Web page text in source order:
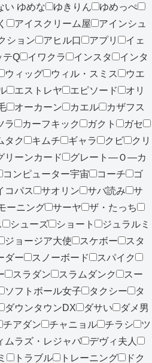
い ゆめな ゆきりん
ゆめっぺ
アイスクリーム屋
アインシュ
ション アヒル口 アプリ
イェ
テQ イワクラ インスタ
インタ
ウィッグ ウィル・スミス
ウエ
エストレヤ エピソード
オリ
オーカーン カエル
カザフス
ラ カーフキック ガクト
ガセ
タク キムチ ギャラ クビ
クリ
リーンカード
グレート―Ｏ―カ
コンピューター宇宙 コーチ
ゴ
コパス サオリン サバ読み
サ
ーニング サーヤ
ザ・たっち
シューズ ショート
ジュラルミ
ジョージア大使 スケボー
スタ
ダー スノーボード
スパイク
スラダン スラムダンク
スー
ソフトボール女子 タクシー
タ
ダウンタウンDX ダサい
ダメ男
チアダン チャニョル チラシ
ツ
ムラズ・レジャバ
デヴィ夫人
トラブル トレーニング
ドク